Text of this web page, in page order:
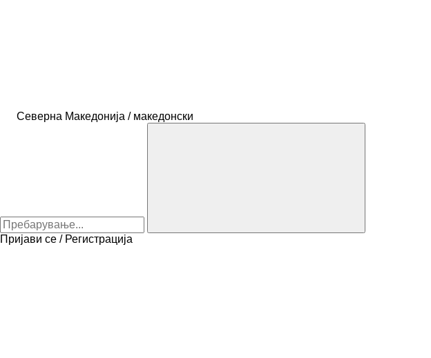
Северна Македонија / македонски
Пријави се / Регистрација